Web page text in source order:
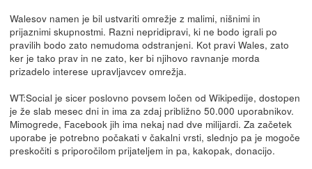
Walesov namen je bil ustvariti omrežje z malimi, nišnimi in
prijaznimi skupnostmi. Razni nepridipravi, ki ne bodo igrali po
pravilih bodo zato nemudoma odstranjeni. Kot pravi Wales, zato
ker je tako prav in ne zato, ker bi njihovo ravnanje morda
prizadelo interese upravljavcev omrežja.
WT:Social je sicer poslovno povsem ločen od Wikipedije, dostopen
je že slab mesec dni in ima za zdaj približno 50.000 uporabnikov.
Mimogrede, Facebook jih ima nekaj nad dve milijardi. Za začetek
uporabe je potrebno počakati v čakalni vrsti, slednjo pa je mogoče
preskočiti s priporočilom prijateljem in pa, kakopak, donacijo.